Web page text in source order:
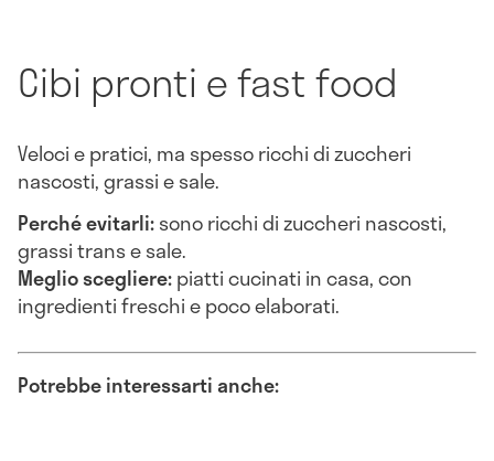
Cibi pronti e fast food
Veloci e pratici, ma spesso ricchi di zuccheri
nascosti, grassi e sale.
Perché evitarli:sono ricchi di zuccheri nascosti,
grassi trans e sale.
Meglio scegliere:piatti cucinati in casa, con
ingredienti freschi e poco elaborati.
Potrebbe interessarti anche: